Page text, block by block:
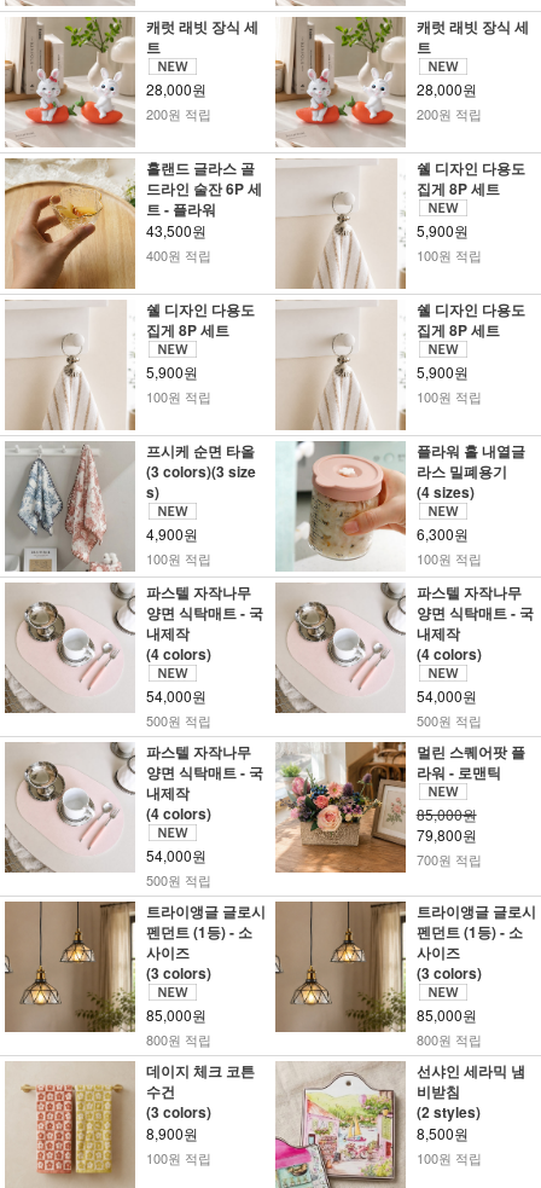
캐럿 래빗 장식 세
트
28,000원
200원 적립
캐럿 래빗 장식 세
트
28,000원
200원 적립
홀랜드 글라스 골
드라인 술잔 6P 세
트 - 플라워
43,500원
400원 적립
쉘 디자인 다용도
집게 8P 세트
5,900원
100원 적립
쉘 디자인 다용도
집게 8P 세트
5,900원
100원 적립
쉘 디자인 다용도
집게 8P 세트
5,900원
100원 적립
프시케 순면 타올
(3 colors)(3 size
s)
4,900원
100원 적립
플라워 홀 내열글
라스 밀폐용기
(4 sizes)
6,300원
100원 적립
파스텔 자작나무
양면 식탁매트 - 국
내제작
(4 colors)
54,000원
500원 적립
파스텔 자작나무
양면 식탁매트 - 국
내제작
(4 colors)
54,000원
500원 적립
파스텔 자작나무
양면 식탁매트 - 국
내제작
(4 colors)
54,000원
500원 적립
멀린 스퀘어팟 플
라워 - 로맨틱
85,000원
79,800원
700원 적립
트라이앵글 글로시
펜던트 (1등) - 소
사이즈
(3 colors)
85,000원
800원 적립
트라이앵글 글로시
펜던트 (1등) - 소
사이즈
(3 colors)
85,000원
800원 적립
데이지 체크 코튼
수건
(3 colors)
8,900원
100원 적립
선샤인 세라믹 냄
비받침
(2 styles)
8,500원
100원 적립